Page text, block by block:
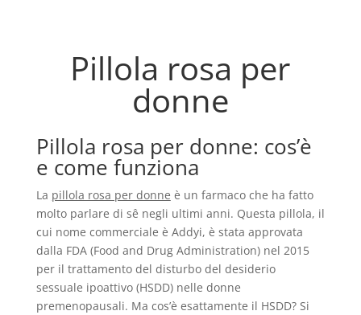
Pillola rosa per
donne
Pillola rosa per donne: cos’è
e come funziona
La pillola rosa per donne è un farmaco che ha fatto
molto parlare di sê negli ultimi anni. Questa pillola, il
cui nome commerciale è Addyi, è stata approvata
dalla FDA (Food and Drug Administration) nel 2015
per il trattamento del disturbo del desiderio
sessuale ipoattivo (HSDD) nelle donne
premenopausali. Ma cos’è esattamente il HSDD? Si